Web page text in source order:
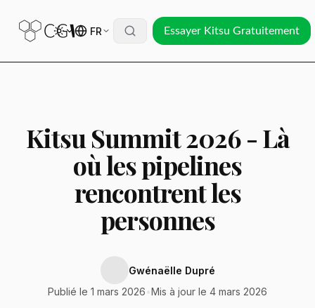
FR Essayer Kitsu Gratuitement
Kitsu Summit 2026 - Là
où les pipelines
rencontrent les
personnes
Gwénaëlle Dupré
Publié le 1 mars 2026 Mis à jour le 4 mars 2026